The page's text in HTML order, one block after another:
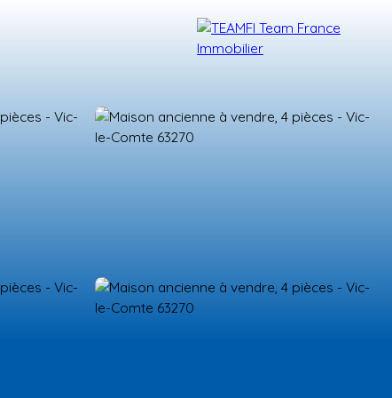
TÉMOIGNAGES NOS FORMATIONS BLOG CONTACT